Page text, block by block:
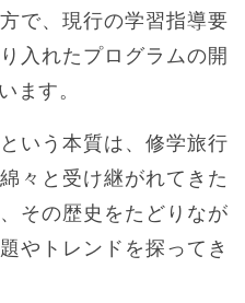
で、現行の学習指導要
入れたプログラムの開
ます。
いう本質は、修学旅行
々と受け継がれてきた
その歴史をたどりなが
やトレンドを探ってき